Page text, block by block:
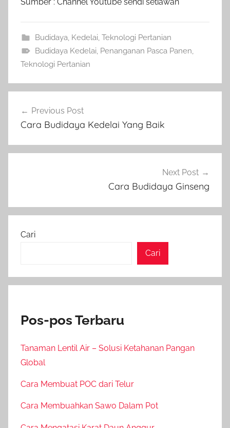
Budidaya, Kedelai, Teknologi Pertanian
Budidaya Kedelai, Penanganan Pasca Panen,
Teknologi Pertanian
pos
Previous Post
Cara Budidaya Kedelai Yang Baik
Next Post
Cara Budidaya Ginseng
Cari
Cari
Pos-pos Terbaru
Tanaman Lentil Air – Solusi Ketahanan Pangan
Global
Cara Membuat POC dari Telur
Cara Membuahkan Sawo Dalam Pot